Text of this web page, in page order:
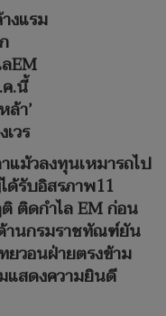
งแรม
EM
.นี้
า’
วร
แม้วลงทุนเหมารถไป
ด้รับอิสรภาพ11
ติดกำไล EM ก่อน
านกรมราชทัณฑ์ยัน
วอนฝ่ายตรงข้าม
แสดงความยินดี